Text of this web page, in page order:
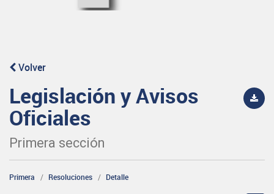
Volver
Legislación y Avisos
Oficiales
Primera sección
Primera Resoluciones Detalle